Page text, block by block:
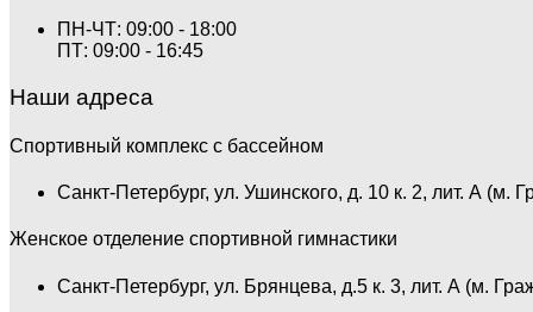
ПН-ЧТ: 09:00 - 18:00
ПТ: 09:00 - 16:45
Наши адреса
Спортивный комплекс с бассейном
Санкт-Петербург, ул. Ушинского, д. 10 к. 2, лит. А (м.
Женское отделение спортивной гимнастики
Санкт-Петербург, ул. Брянцева, д.5 к. 3, лит. А (м.